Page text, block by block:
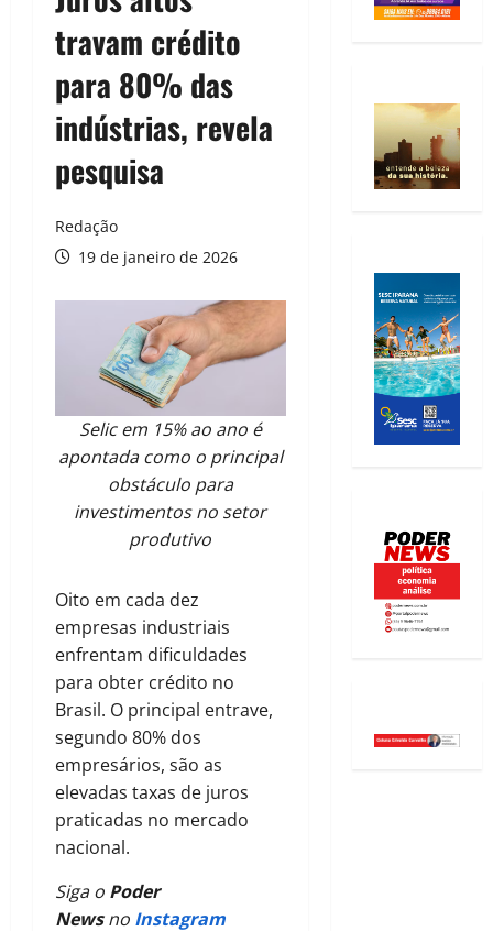
travam crédito
para 80% das
indústrias, revela
pesquisa
Redação
19 de janeiro de 2026
Selic em 15% ao ano é
apontada como o principal
obstáculo para
investimentos no setor
produtivo
Oito em cada dez
empresas industriais
enfrentam dificuldades
para obter crédito no
Brasil. O principal entrave,
segundo 80% dos
empresários, são as
elevadas taxas de juros
praticadas no mercado
nacional.
Siga o Poder
Newsno Instagram